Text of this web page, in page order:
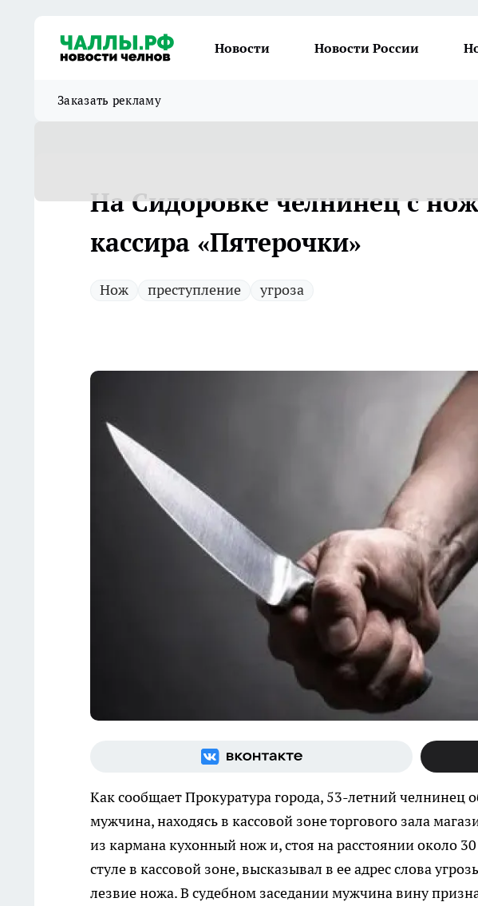
Новости Новости России
Заказать рекламу
На Сидоровке челнинец с
кассира «Пятерочки»
Нож преступление угроза
Как сообщает Прокуратура города, 53-летний челнинец
мужчина, находясь в кассовой зоне торгового зала
из кармана кухонный нож и, стоя на расстоянии около
стуле в кассовой зоне, высказывал в ее адрес слова
лезвие ножа. В судебном заседании мужчина вину